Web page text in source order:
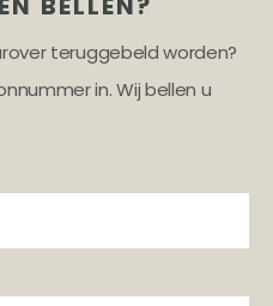
teruggebeld worden?
in. Wij bellen u